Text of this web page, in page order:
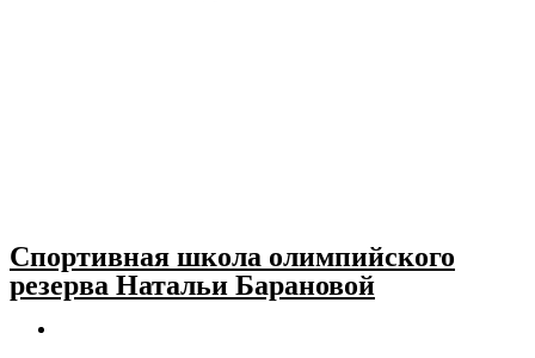
Спортивная школа олимпийского
резерва Натальи Барановой